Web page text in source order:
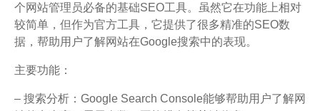
个网站管理员必备的基础SEO工具。虽然它在功能上相对
较简单，但作为官方工具，它提供了很多精准的SEO数
据，帮助用户了解网站在Google搜索中的表现。
主要功能：
– 搜索分析：Google Search Console能够帮助用户了解网